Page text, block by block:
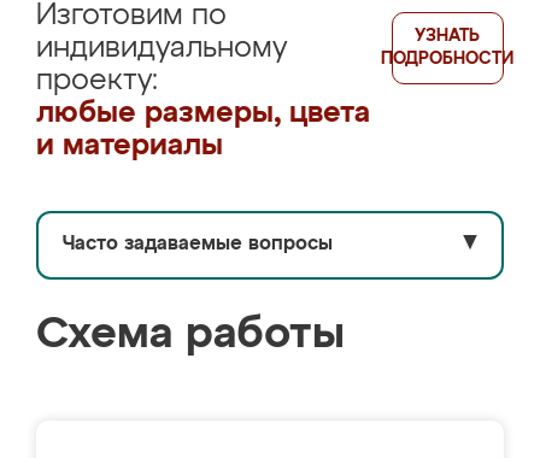
Изготовим по
индивидуальному
проекту:
любые размеры, цвета
и материалы
УЗНАТЬ
ПОДРОБНОСТИ
Часто задаваемые вопросы ▼
Схема работы